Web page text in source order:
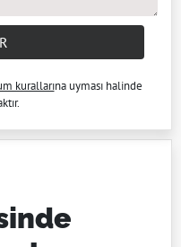
kurallarına uyması halinde